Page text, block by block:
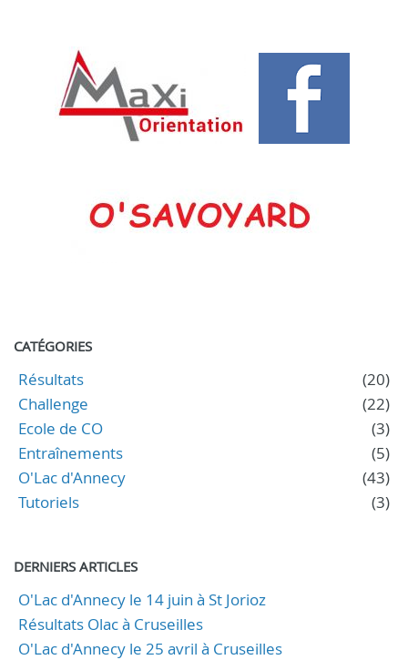
CATÉGORIES
Résultats
(20)
Challenge
(22)
Ecole de CO
(3)
Entraînements
(5)
O'Lac d'Annecy
(43)
Tutoriels
(3)
DERNIERS ARTICLES
O'Lac d'Annecy le 14 juin à St Jorioz
Résultats Olac à Cruseilles
O'Lac d'Annecy le 25 avril à Cruseilles